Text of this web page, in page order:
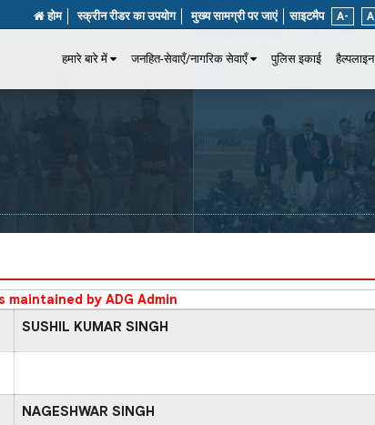
होम स्क्रीन रीडर का उपयोग मुख्य सामग्री पर जाएं साइटमैप A- A
हमारे बारे में जनहित-सेवाएँ/नागरिक सेवाएँ पुलिस इकाई हैल्पलाइन
maintained by ADG Admin
SUSHIL KUMAR SINGH
NAGESHWAR SINGH